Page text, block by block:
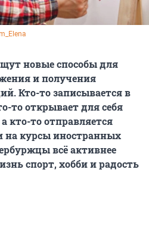
новые способы для
и получения
Кто-то записывается в
то открывает для себя
кто-то отправляется
на курсы иностранных
всё активнее
спорт, хобби и радость